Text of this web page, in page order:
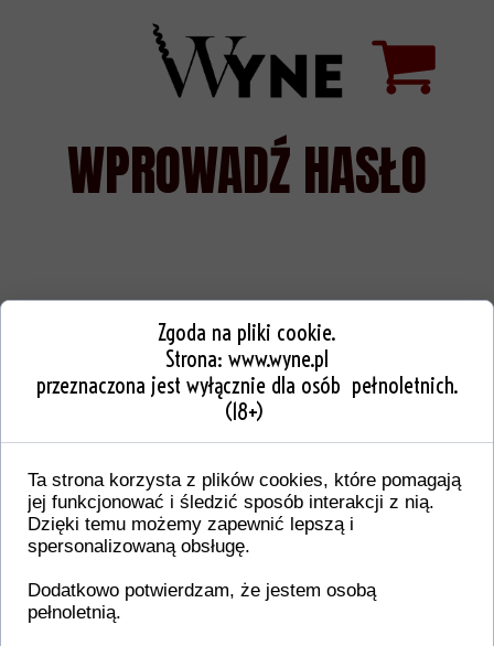
WPROWADŹ HASŁO
Dodatkowe informacje o produkcie
W tej sekcji warto umieścić istotne informacje,
gwarancji, zalecenia dotyczące montażu/
certyfikaty lub nagrody. Dzięki tym danym klienci
Zgoda na pliki cookie.
Strona: www.wyne.pl
przeznaczona jest wyłącznie dla osób pełnoletnich.
(18+)
Ta strona korzysta z plików cookies, które pomagają
jej funkcjonować i śledzić sposób interakcji z nią.
Dzięki temu możemy zapewnić lepszą i
spersonalizowaną obsługę.
Dodatkowo potwierdzam, że jestem osobą
pełnoletnią.